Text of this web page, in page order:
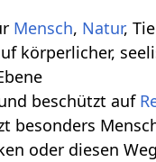
Mensch, Natur,
körperlicher,
beschützt auf
besonders
oder diesen